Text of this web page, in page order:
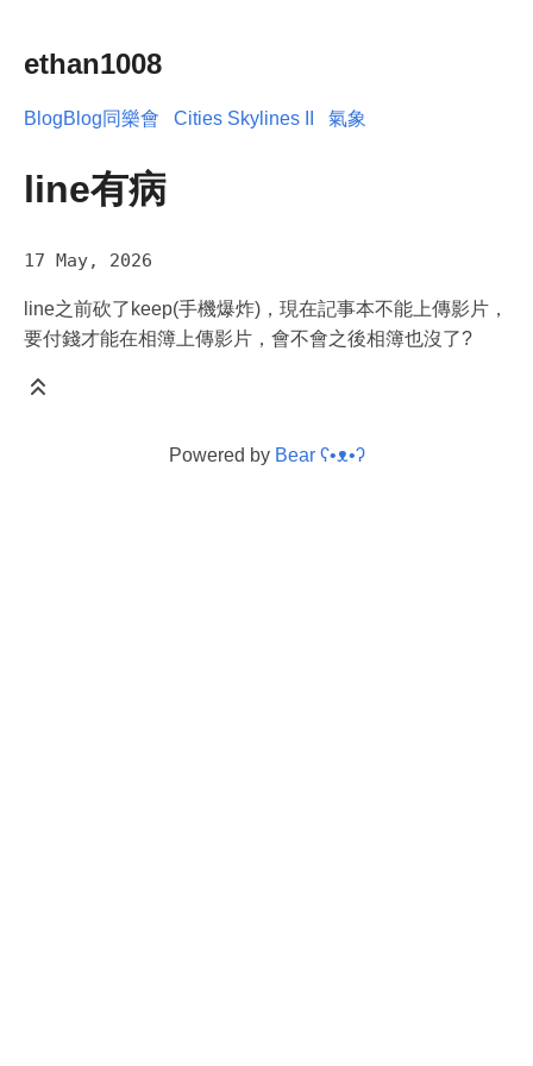
ethan1008
BlogBlog同樂會 Cities Skylines II 氣象
line有病
17 May, 2026
line之前砍了keep(手機爆炸)，現在記事本不能上傳影片，
要付錢才能在相簿上傳影片，會不會之後相簿也沒了?
Powered by Bear ʕ•ᴥ•ʔ